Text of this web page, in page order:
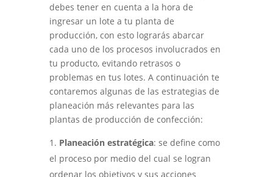
debes tener en cuenta a la hora de
ingresar un lote a tu planta de
producción, con esto lograrás abarcar
cada uno de los procesos involucrados en
tu producto, evitando retrasos o
problemas en tus lotes. A continuación te
contaremos algunas de las estrategias de
planeación más relevantes para las
plantas de producción de confección:
Planeación estratégica: se define como
el proceso por medio del cual se logran
ordenar los objetivos y sus acciones